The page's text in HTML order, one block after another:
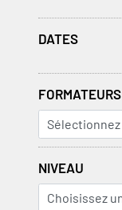
DATES
FORMATEURS
NIVEAU